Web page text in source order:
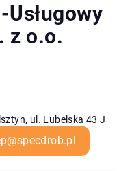
Usługowy
z o.o.
ul. Lubelska 43 J